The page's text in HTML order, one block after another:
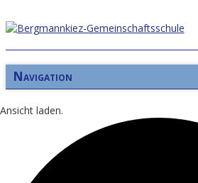
Navigation
Ansicht laden.